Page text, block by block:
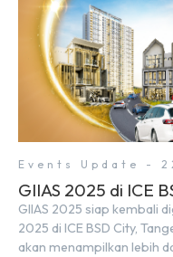
Events Update -
GIIAS 2025 di ICE
GIIAS 2025 siap kembali
2025 di ICE BSD City,
akan menampilkan lebih